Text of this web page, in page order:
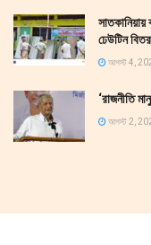
ঢেউটিন
আগস্ট 4,
‘রাজনীতি
আগস্ট 2,